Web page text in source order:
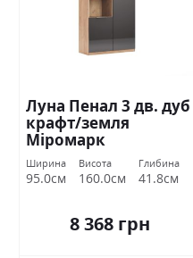
Луна Пенал 3 дв. дуб
крафт/земля
Міромарк
Ширина
95.0см
Висота
160.0см
Глибина
41.8см
8 368 грн